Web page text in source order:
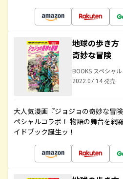
地球の歩き
奇妙な冒険
BOOKS スペシャ
2022.07.14 発売
大人気漫画『ジョジョの奇妙な冒
ペシャルコラボ！ 物語の舞台を網
イドブック誕生ッ！